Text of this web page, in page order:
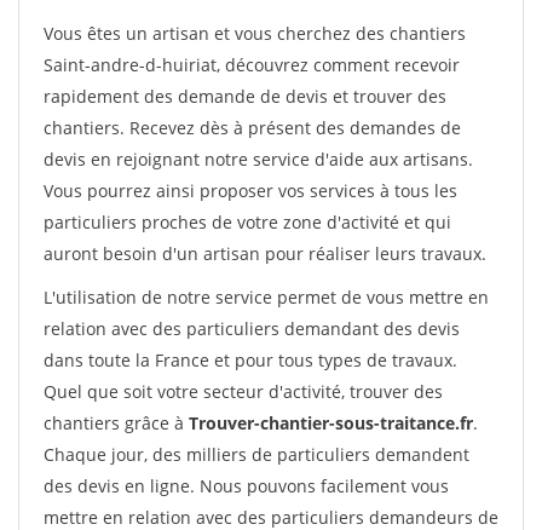
Vous êtes un artisan et vous cherchez des chantiers
Saint-andre-d-huiriat, découvrez comment recevoir
rapidement des demande de devis et trouver des
chantiers. Recevez dès à présent des demandes de
devis en rejoignant notre service d'aide aux artisans.
Vous pourrez ainsi proposer vos services à tous les
particuliers proches de votre zone d'activité et qui
auront besoin d'un artisan pour réaliser leurs travaux.
L'utilisation de notre service permet de vous mettre en
relation avec des particuliers demandant des devis
dans toute la France et pour tous types de travaux.
Quel que soit votre secteur d'activité, trouver des
chantiers grâce à Trouver-chantier-sous-traitance.fr.
Chaque jour, des milliers de particuliers demandent
des devis en ligne. Nous pouvons facilement vous
mettre en relation avec des particuliers demandeurs de